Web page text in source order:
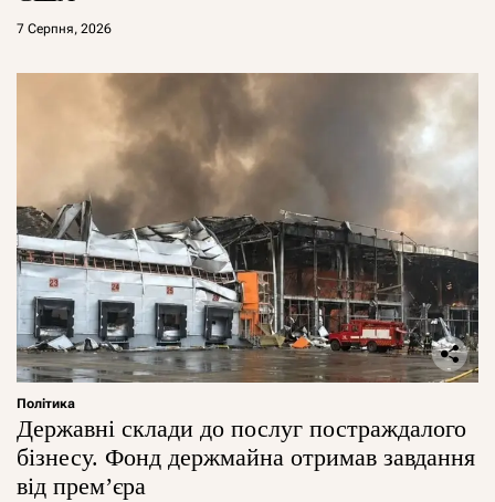
7 Серпня, 2026
Політика
Державні склади до послуг постраждалого
бізнесу. Фонд держмайна отримав завдання
від прем’єра